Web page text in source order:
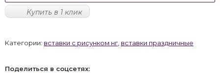
Купить в 1 клик
Категории: вставки с рисунком нг вставки праздничные
Поделиться в соцсетях: